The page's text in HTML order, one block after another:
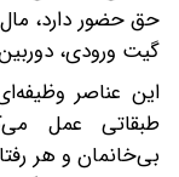
حق حضور دارد،
گیت ورودی،
این عناصر
طبقاتی عمل
بی‌خانمان و هر